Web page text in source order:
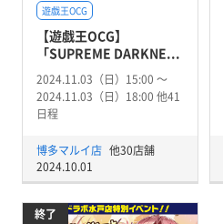
遊戯王OCG
【遊戯王OCG】
「SUPREME DARKNE...
2024.11.03（日）15:00 〜
2024.11.03（日）18:00 他41
日程
博多マルイ店 他30店舗
2024.10.01
終了